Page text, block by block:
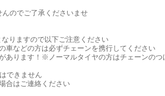
のでご了承くださいませ
りますので以下ご注意ください
車などの方は必ずチェーンを携行してください
あります！※ノーマルタイヤの方はチェーンのつ
できません
合はご連絡ください